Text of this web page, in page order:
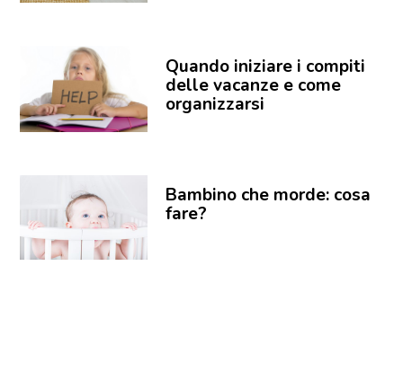
Quando iniziare i compiti
delle vacanze e come
organizzarsi
Bambino che morde: cosa
fare?